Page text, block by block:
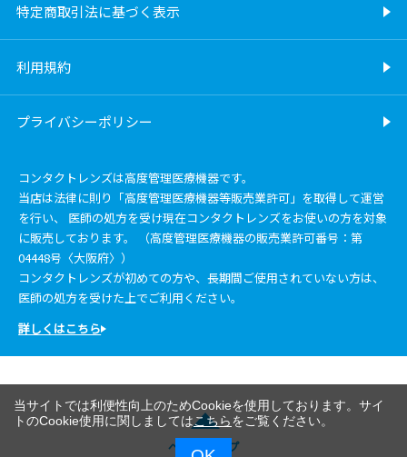
特定商取引法に基づく表示
利用規約
プライバシーポリシー
コンタクトレンズは高度管理医療機器です。
当店は法律に則り「高度管理医療機器等販売業許可」を取得して運営
を行い、 医師の処方を受け現在コンタクトレンズをお使いの方を対象
に販売しております。 （高度管理医療機器の販売業許可番号：第
04448号〈大阪府〉）
コンタクトレンズが初めての方や、長期間ご使用されていない方は、
医師の処方を受けた上でご利用ください。
詳しくはこちら
ページトップ
当サイトでは利便性向上のためCookieを使用しております。サイ
トのCookie使用に関しましてはこちらをご覧ください。